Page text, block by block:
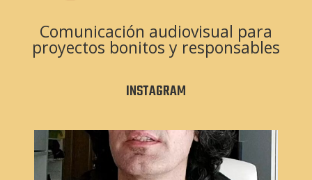
Comunicación audiovisual para
proyectos bonitos y responsables
INSTAGRAM